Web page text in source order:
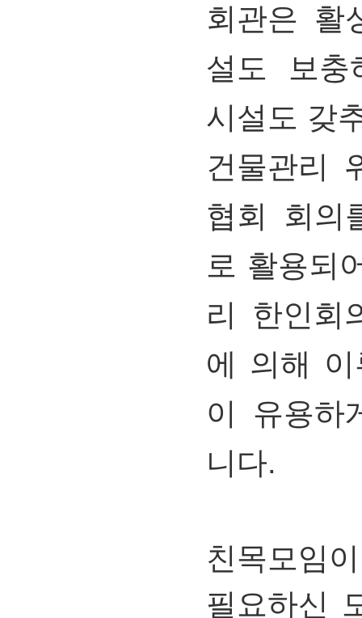
회관은 활
설도
보충
시설도 갖
건물관리
협회
회의
로 활용되
리
한인회
에 의해
이
유용하
니다.
친목모임
필요하신